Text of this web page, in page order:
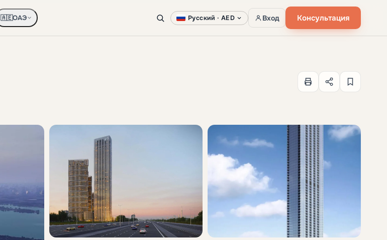
🇦🇪ОАЭ Русский · AED Вход Консультация